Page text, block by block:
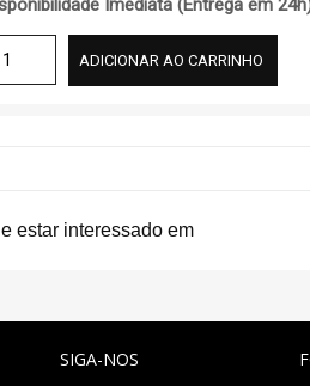
Imediata (Entrega em
ADICIONAR AO CARRINHO
estar interessado em
SIGA-NOS